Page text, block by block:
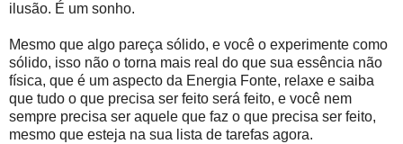
ilusão. É um sonho.
Mesmo que algo pareça sólido, e você o experimente como
sólido, isso não o torna mais real do que sua essência não
física, que é um aspecto da Energia Fonte, relaxe e saiba
que tudo o que precisa ser feito será feito, e você nem
sempre precisa ser aquele que faz o que precisa ser feito,
mesmo que esteja na sua lista de tarefas agora.